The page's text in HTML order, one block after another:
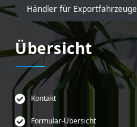
Händler für Exportfahrzeuge
Übersicht
Kontakt
Formular-Übersicht